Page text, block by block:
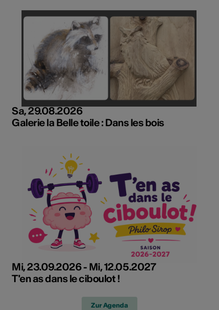
Sa, 29.08.2026
Galerie la Belle toile : Dans les bois
Mi, 23.09.2026 - Mi, 12.05.2027
T'en as dans le ciboulot !
Zur Agenda